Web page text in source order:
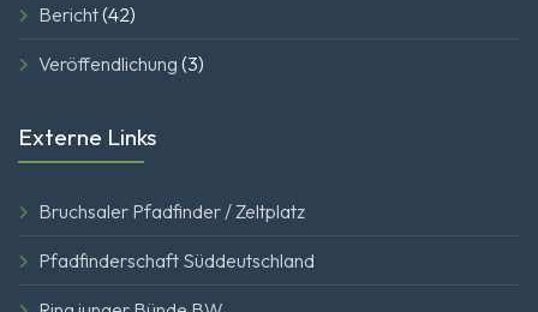
Bericht(42)
Veröffendlichung (3)
Externe Links
Bruchsaler Pfadfinder / Zeltplatz
Pfadfinderschaft Süddeutschland